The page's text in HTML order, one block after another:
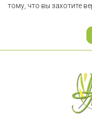
тому, что вы захотите